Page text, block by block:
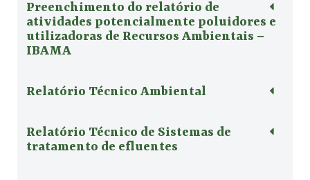
Preenchimento do relatório de
atividades potencialmente poluidores e
utilizadoras de Recursos Ambientais –
IBAMA
Relatório Técnico Ambiental
Relatório Técnico de Sistemas de
tratamento de efluentes